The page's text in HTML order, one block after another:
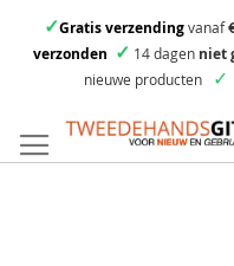
✓Gratis verzendingvanaf
verzonden ✓ 14 dagen niet
nieuwe producten
✓
direct
door